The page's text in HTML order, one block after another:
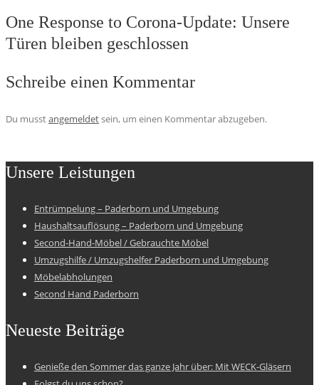
One Response to Corona-Update: Unsere
Türen bleiben geschlossen
Schreibe einen Kommentar
Du musstangemeldetsein, um einen Kommentar abzugeben.
Unsere Leistungen
Entrümpelung – Paderborn und Umgebung
Haushaltsauflösung – Paderborn und Umgebung
Second-Hand-Möbel / Gebrauchte Möbel
Umzugshilfe / Umzugshelfer Paderborn und Umgebung
Möbelabholungen
Second Hand Paderborn
Neueste Beiträge
Genieße den Sommer das ganze Jahr über: Mit WECK-Gläsern